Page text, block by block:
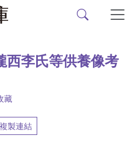
西李氏等供養像考
藏
複製連結